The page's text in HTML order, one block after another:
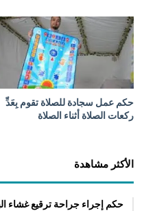
م
ا
ل
و
ا
ل
د
ي
حكم عمل سجادة للصلاة تقوم بِعَدِّ
ركعات الصلاة أثناء الصلاة
الأكثر مشاهدة
حكم إجراء جراحة ترقيع غشاء